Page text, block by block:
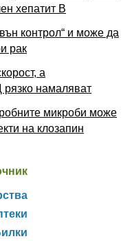
хепатит B
контрол“ и може да
рак
а
намаляват
микроби може
на клозапин